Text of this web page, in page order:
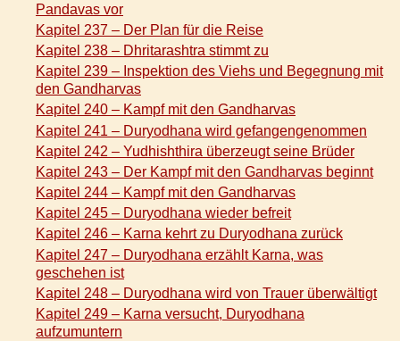
Pandavas vor
Kapitel 237 – Der Plan für die Reise
Kapitel 238 – Dhritarashtra stimmt zu
Kapitel 239 – Inspektion des Viehs und Begegnung mit
den Gandharvas
Kapitel 240 – Kampf mit den Gandharvas
Kapitel 241 – Duryodhana wird gefangengenommen
Kapitel 242 – Yudhishthira überzeugt seine Brüder
Kapitel 243 – Der Kampf mit den Gandharvas beginnt
Kapitel 244 – Kampf mit den Gandharvas
Kapitel 245 – Duryodhana wieder befreit
Kapitel 246 – Karna kehrt zu Duryodhana zurück
Kapitel 247 – Duryodhana erzählt Karna, was
geschehen ist
Kapitel 248 – Duryodhana wird von Trauer überwältigt
Kapitel 249 – Karna versucht, Duryodhana
aufzumuntern